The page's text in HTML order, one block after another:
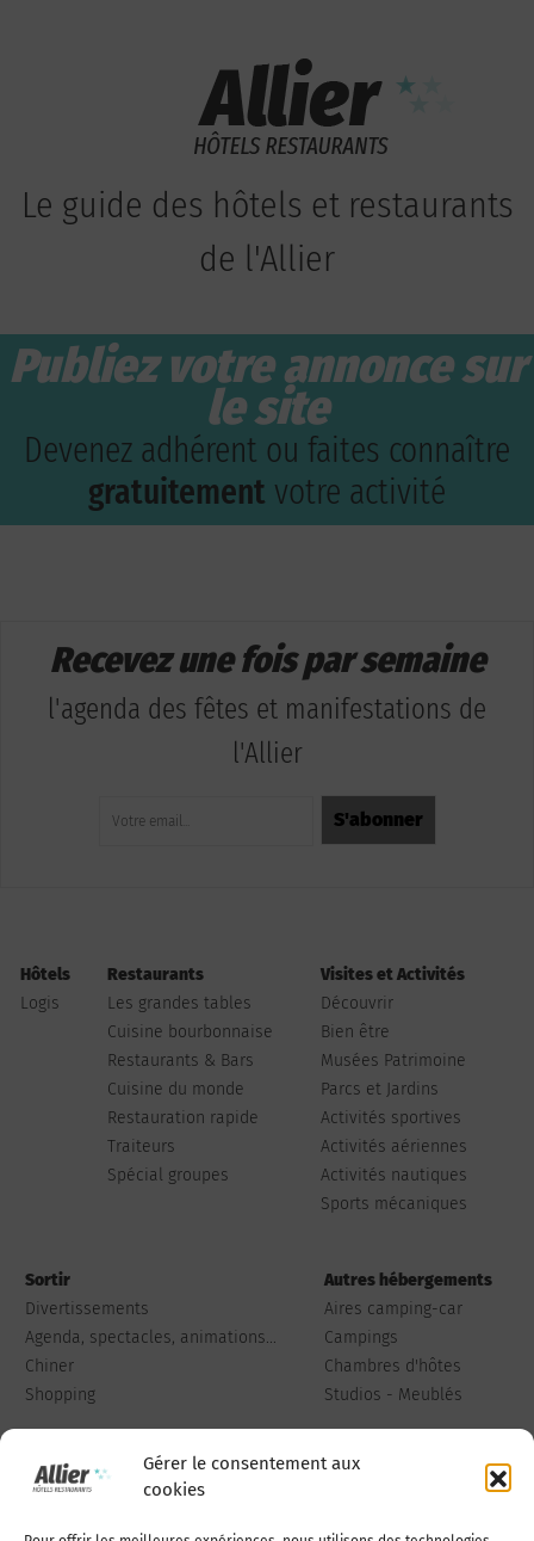
Gérer le consentement aux
cookies
Le guide des hôtels et restaurants
de l'Allier
Publiez votre annonce sur
le site
Devenez adhérent ou faites connaître
gratuitement votre activité
Recevez une fois par semaine
l'agenda des fêtes et manifestations de
l'Allier
Hôtels
Logis
Restaurants
Les grandes tables
Cuisine bourbonnaise
Restaurants & Bars
Cuisine du monde
Restauration rapide
Traiteurs
Spécial groupes
Visites et Activités
Découvrir
Bien être
Musées Patrimoine
Parcs et Jardins
Activités sportives
Activités aériennes
Activités nautiques
Sports mécaniques
Sortir
Divertissements
Agenda, spectacles, animations...
Chiner
Shopping
Autres hébergements
Aires camping-car
Campings
Chambres d'hôtes
Studios - Meublés